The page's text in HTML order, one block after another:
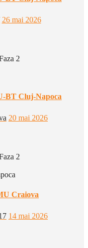
26 mai 2026
2
BT Cluj-Napoca
20 mai 2026
2
Craiova
14 mai 2026